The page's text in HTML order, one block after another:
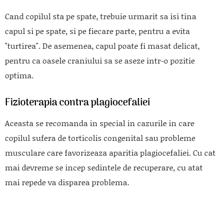
Cand copilul sta pe spate, trebuie urmarit sa isi tina
capul si pe spate, si pe fiecare parte, pentru a evita
"turtirea". De asemenea, capul poate fi masat delicat,
pentru ca oasele craniului sa se aseze intr-o pozitie
optima.
Fizioterapia contra plagiocefaliei
Aceasta se recomanda in special in cazurile in care
copilul sufera de torticolis congenital sau probleme
musculare care favorizeaza aparitia plagiocefaliei. Cu cat
mai devreme se incep sedintele de recuperare, cu atat
mai repede va disparea problema.